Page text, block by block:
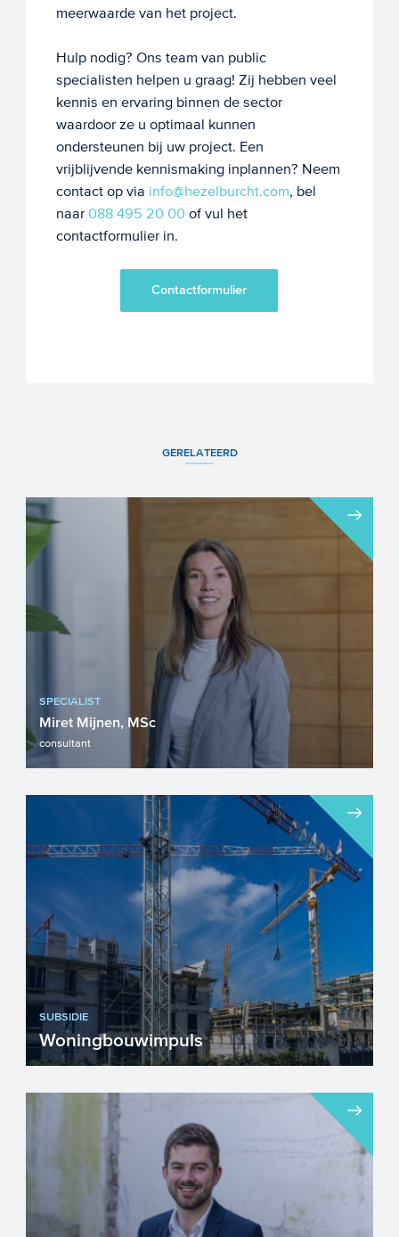
meerwaarde van het project.
Hulp nodig? Ons team van public
specialisten helpen u graag! Zij hebben veel
kennis en ervaring binnen de sector
waardoor ze u optimaal kunnen
ondersteunen bij uw project. Een
vrijblijvende kennismaking inplannen? Neem
contact op via info@hezelburcht.com, bel
naar 088 495 20 00 of vul het
contactformulier in.
Contactformulier
GERELATEERD
SPECIALIST
Miret Mijnen, MSc
consultant
SUBSIDIE
Woningbouwimpuls
Subsidieregeling Woningbouwimpuls
draagt bij aan de bouw van woningen in
Nederland. Door een stijgin...